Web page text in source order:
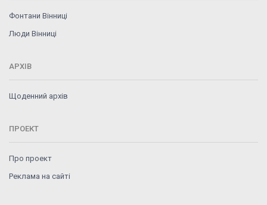
Фонтани Вінниці
Люди Вінниці
АРХІВ
Щоденний архів
ПРОЕКТ
Про проект
Реклама на сайті